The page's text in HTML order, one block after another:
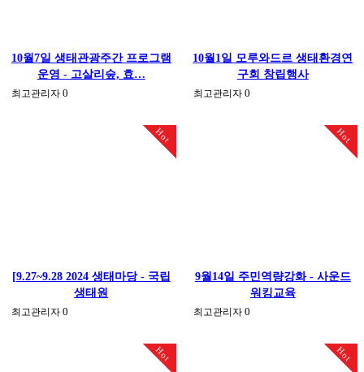
10월7일 생태관광주간 프로그램
운영 - 고살리숲, 효…
최고관리자 0
10월1일 모루와드르 생태환경연
구회 창립행사
최고관리자 0
Hot
[9.27~9.28 2024 생태마당 - 국립
생태원
최고관리자 0
Hot
9월14일 주민역량강화 - 사운드
워킹교육
최고관리자 0
Hot Hot